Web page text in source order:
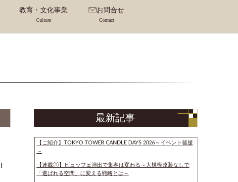
教育・文化事業
Culture
お問合せ
Contact
最新記事
【ご紹介】TOKYO TOWER CANDLE DAYS 2026～イベント後援
～
【連載①】ビュッフェ演出で集客は変わる～大規模改装なしで
「選ばれる空間」に変える戦略とは～